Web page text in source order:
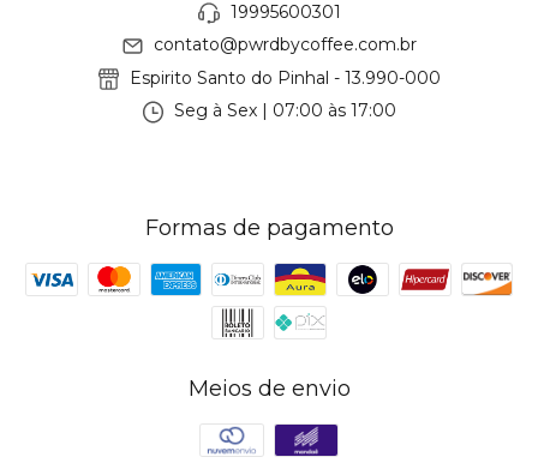
19995600301
contato@pwrdbycoffee.com.br
Espirito Santo do Pinhal - 13.990-000
Seg à Sex | 07:00 às 17:00
Formas de pagamento
Meios de envio